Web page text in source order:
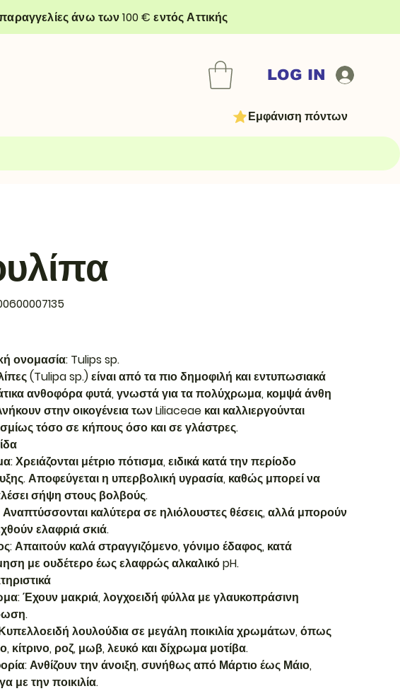
ονομασία: Tulips sp.
(Tulipa sp.) είναι από τα πιο δημοφιλή και εντυπωσιακά
ανθοφόρα φυτά, γνωστά για τα πολύχρωμα, κομψά άνθη
στην οικογένεια των Liliaceae και καλλιεργούνται
τόσο σε κήπους όσο και σε γλάστρες.
Χρειάζονται μέτριο πότισμα, ειδικά κατά την περίοδο
Αποφεύγεται η υπερβολική υγρασία, καθώς μπορεί να
σήψη στους βολβούς.
καλύτερα σε ηλιόλουστες θέσεις, αλλά μπορούν
ελαφριά σκιά.
Απαιτούν καλά στραγγιζόμενο, γόνιμο έδαφος, κατά
με ουδέτερο έως ελαφρώς αλκαλικό pH.
Έχουν μακριά, λογχοειδή φύλλα με γλαυκοπράσινη
λουλούδια σε μεγάλη ποικιλία χρωμάτων, όπως
κίτρινο, ροζ, μωβ, λευκό και δίχρωμα μοτίβα.
Ανθίζουν την άνοιξη, συνήθως από Μάρτιο έως Μάιο,
με την ποικιλία.
άνω των 100 € εντός Αττικής
LOG IN
Εμφάνιση πόντων